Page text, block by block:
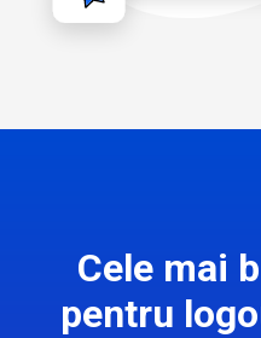
Cele mai
pentru